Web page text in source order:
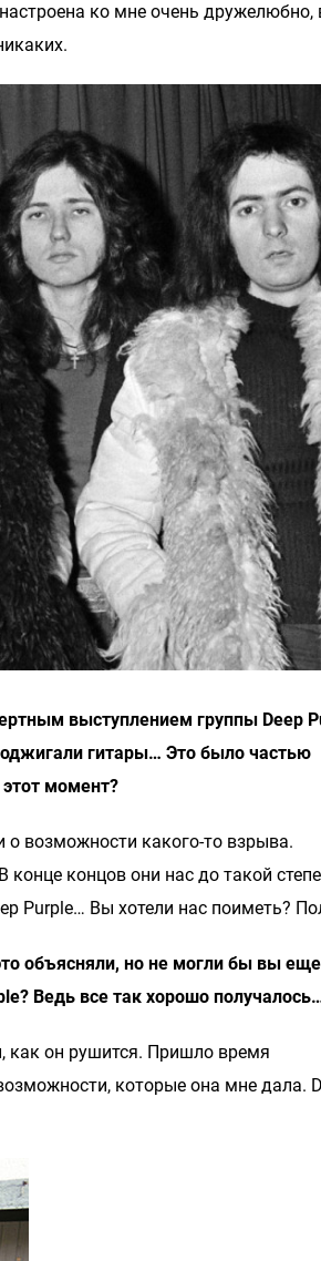
ко мне очень дружелюбно,
выступлением группы Deep
гитары… Это было частью
момент?
возможности какого-то взрыва.
концов они нас до такой
Purple… Вы хотели нас поиметь?
объясняли, но не могли бы вы
Ведь все так хорошо
как он рушится. Пришло время
которые она мне дала.